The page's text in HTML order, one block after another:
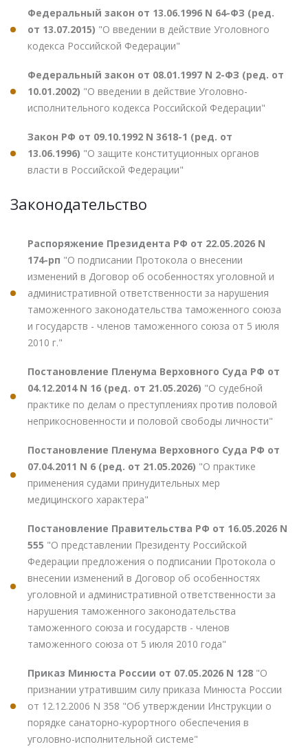
Федеральный закон от 13.06.1996 N 64-ФЗ (ред.
от 13.07.2015) "О введении в действие Уголовного
кодекса Российской Федерации"
Федеральный закон от 08.01.1997 N 2-ФЗ (ред. от
10.01.2002) "О введении в действие Уголовно-
исполнительного кодекса Российской Федерации"
Закон РФ от 09.10.1992 N 3618-1 (ред. от
13.06.1996) "О защите конституционных органов
власти в Российской Федерации"
Законодательство
Распоряжение Президента РФ от 22.05.2026 N
174-рп "О подписании Протокола о внесении
изменений в Договор об особенностях уголовной и
административной ответственности за нарушения
таможенного законодательства таможенного союза
и государств - членов таможенного союза от 5 июля
2010 г."
Постановление Пленума Верховного Суда РФ от
04.12.2014 N 16 (ред. от 21.05.2026) "О судебной
практике по делам о преступлениях против половой
неприкосновенности и половой свободы личности"
Постановление Пленума Верховного Суда РФ от
07.04.2011 N 6 (ред. от 21.05.2026) "О практике
применения судами принудительных мер
медицинского характера"
Постановление Правительства РФ от 16.05.2026 N
555 "О представлении Президенту Российской
Федерации предложения о подписании Протокола о
внесении изменений в Договор об особенностях
уголовной и административной ответственности за
нарушения таможенного законодательства
таможенного союза и государств - членов
таможенного союза от 5 июля 2010 года"
Приказ Минюста России от 07.05.2026 N 128 "О
признании утратившим силу приказа Минюста России
от 12.12.2006 N 358 "Об утверждении Инструкции о
порядке санаторно-курортного обеспечения в
уголовно-исполнительной системе"